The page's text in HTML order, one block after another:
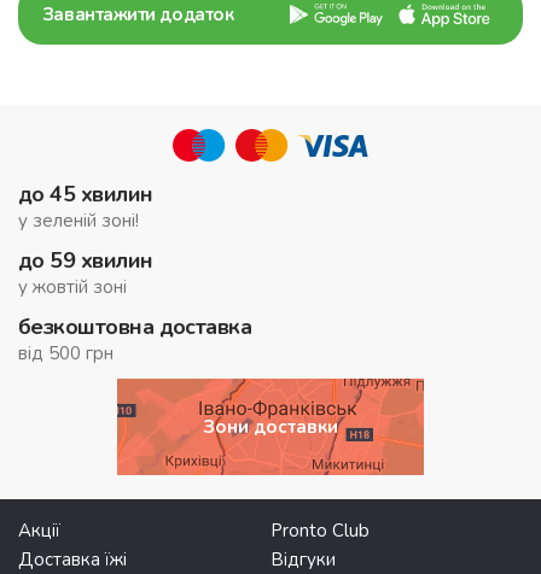
Завантажити додаток
до 45 хвилин
у зеленій зоні!
до 59 хвилин
у жовтій зоні
безкоштовна доставка
від 500 грн
Зони доставки
Акції
Pronto Club
Доставка їжі
Відгуки